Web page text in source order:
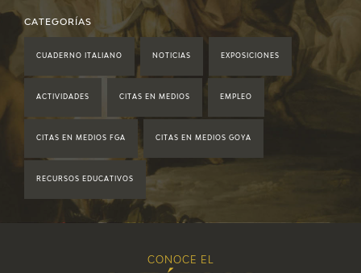
2021
2017
CATEGORÍAS
CUADERNO ITALIANO NOTICIAS EXPOSICIONES
ACTIVIDADES CITAS EN MEDIOS EMPLEO
CITAS EN MEDIOS FGA CITAS EN MEDIOS GOYA
RECURSOS EDUCATIVOS
CONOCE EL